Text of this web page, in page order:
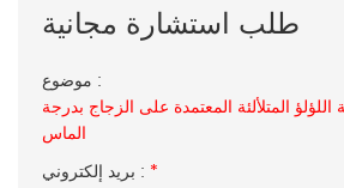
طلب استشارة مجانية
موضوع :
المتلألئة المعتمدة على الزجاج بدرجة
الماس
بريد إلكتروني : *